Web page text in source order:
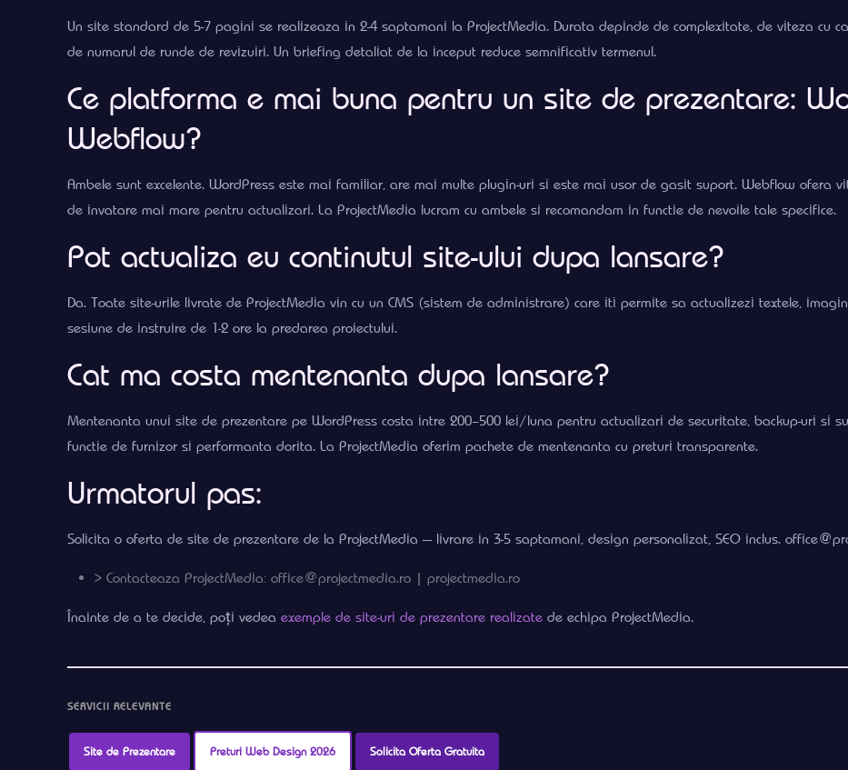
Un site standard de 5-7 pagini se realizeaza in 2-4 saptamani la ProjectMedia. Durata depinde de complexitate, de viteza cu
de numarul de runde de revizuiri. Un briefing detaliat de la inceput reduce semnificativ termenul.
Ce platforma e mai buna pentru un site de prezentare:
Webflow?
Ambele sunt excelente. WordPress este mai familiar, are mai multe plugin-uri si este mai usor de gasit suport. Webflow ofera
de invatare mai mare pentru actualizari. La ProjectMedia lucram cu ambele si recomandam in functie de nevoile tale specifice.
Pot actualiza eu continutul site-ului dupa lansare?
Da. Toate site-urile livrate de ProjectMedia vin cu un CMS (sistem de administrare) care iti permite sa actualizezi textele,
sesiune de instruire de 1-2 ore la predarea proiectului.
Cat ma costa mentenanta dupa lansare?
Mentenanta unui site de prezentare pe WordPress costa intre 200–500 lei/luna pentru actualizari de securitate, backup-uri si
functie de furnizor si performanta dorita. La ProjectMedia oferim pachete de mentenanta cu preturi transparente.
Urmatorul pas:
Solicita o oferta de site de prezentare de la ProjectMedia — livrare in 3-5 saptamani, design personalizat, SEO inclus.
> Contacteaza ProjectMedia: office@projectmedia.ro | projectmedia.ro
Înainte de a te decide, poți vedeaexemple de site-uri de prezentare realizate de echipa ProjectMedia.
SERVICII RELEVANTE
Site de Prezentare Preturi Web Design 2026 Solicita Oferta Gratuita